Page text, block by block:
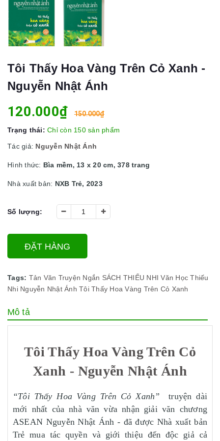
Tôi Thấy Hoa Vàng Trên Cỏ Xanh -
Nguyễn Nhật Ánh
120.000₫ 150.000₫
Trạng thái: Chỉ còn 150 sản phẩm
Tác giả: Nguyễn Nhật Ánh
Hình thức: Bìa mềm, 13 x 20 cm, 378 trang
Nhà xuất bản: NXB Trẻ, 2023
Số lượng:
ĐẶT HÀNG
Tags: Tản Văn Truyện Ngắn SÁCH THIẾU NHI Văn Học Thiếu
Nhi Nguyễn Nhật Ánh Tôi Thấy Hoa Vàng Trên Cỏ Xanh
Mô tả
Tôi Thấy Hoa Vàng Trên Cỏ
Xanh - Nguyễn Nhật Ánh
“Tôi Thấy Hoa Vàng Trên Cỏ Xanh”truyện dài
mới nhất của nhà văn vừa nhận giải văn chương
ASEAN Nguyễn Nhật Ánh - đã được Nhà xuất bản
Trẻ mua tác quyền và giới thiệu đến độc giả cả